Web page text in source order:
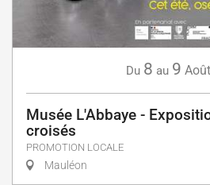
Du 8 au 9 Août
Musée L'Abbaye -
croisés
PROMOTION LOCALE
Mauléon